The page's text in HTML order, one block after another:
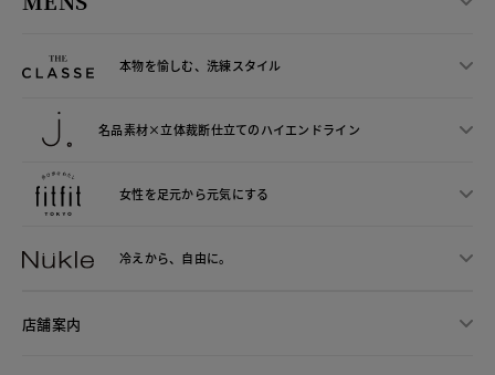
本物を愉しむ、洗練スタイル
名品素材×立体裁断仕立てのハイエンドライン
女性を足元から元気にする
冷えから、 自由に。
店舗案内